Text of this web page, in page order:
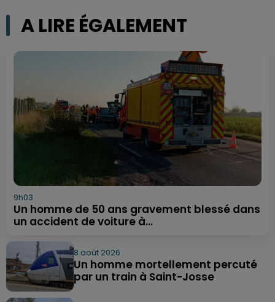
A LIRE ÉGALEMENT
9h03
Un homme de 50 ans gravement blessé dans
un accident de voiture à...
8 août 2026
Un homme mortellement percuté
par un train à Saint-Josse